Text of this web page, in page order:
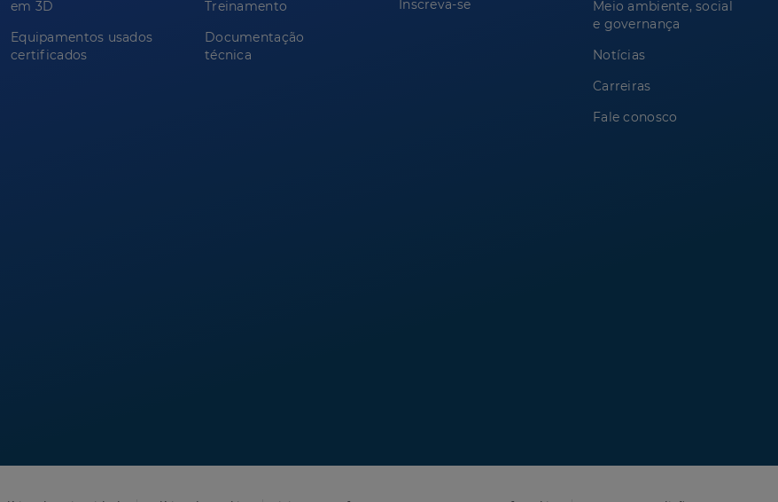
em 3D
Equipamentos usados
certificados
Treinamento
Documentação
técnica
Inscreva-se
Meio ambiente, social
e governança
Notícias
Carreiras
Fale conosco